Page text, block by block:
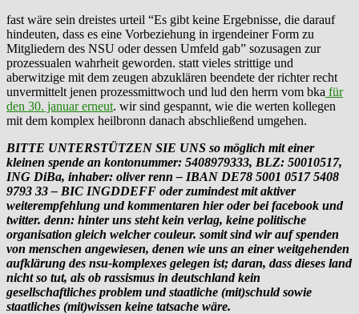
fast wäre sein dreistes urteil “Es gibt keine Ergebnisse, die darauf
hindeuten, dass es eine Vorbeziehung in irgendeiner Form zu
Mitgliedern des NSU oder dessen Umfeld gab” sozusagen zur
prozessualen wahrheit geworden. statt vieles strittige und
aberwitzige mit dem zeugen abzuklären beendete der richter recht
unvermittelt jenen prozessmittwoch und lud den herrn vom bka für
den 30. januar erneut. wir sind gespannt, wie die werten kollegen
mit dem komplex heilbronn danach abschließend umgehen.
BITTE UNTERSTÜTZEN SIE UNS so möglich mit einer
kleinen spende an kontonummer: 5408979333, BLZ: 50010517,
ING DiBa, inhaber: oliver renn – IBAN DE78 5001 0517 5408
9793 33 – BIC INGDDEFF oder zumindest mit aktiver
weiterempfehlung und kommentaren hier oder bei facebook und
twitter. denn: hinter uns steht kein verlag, keine politische
organisation gleich welcher couleur. somit sind wir auf spenden
von menschen angewiesen, denen wie uns an einer weitgehenden
aufklärung des nsu-komplexes gelegen ist; daran, dass dieses land
nicht so tut, als ob rassismus in deutschland kein
gesellschaftliches problem und staatliche (mit)schuld sowie
staatliches (mit)wissen keine tatsache wäre.